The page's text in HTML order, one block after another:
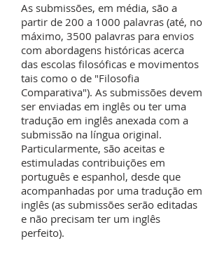
As submissões, em média, são a
partir de 200 a 1000 palavras (até, no
máximo, 3500 palavras para envios
com abordagens históricas acerca
das escolas filosóficas e movimentos
tais como o de "Filosofia
Comparativa"). As submissões devem
ser enviadas em inglês ou ter uma
tradução em inglês anexada com a
submissão na língua original.
Particularmente, são aceitas e
estimuladas contribuições em
português e espanhol, desde que
acompanhadas por uma tradução em
inglês (as submissões serão editadas
e não precisam ter um inglês
perfeito).